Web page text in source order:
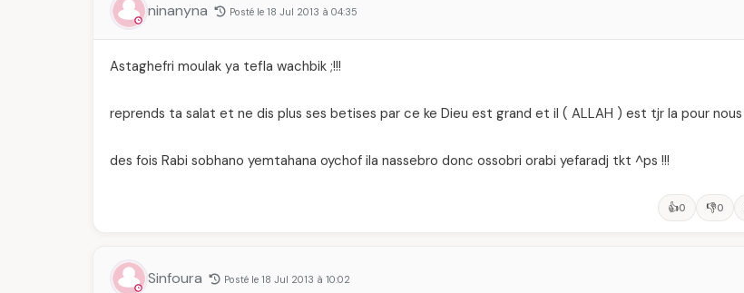
ninanyna Posté le 18 Jul 2013 à 04:35
Astaghefri moulak ya tefla wachbik ;!!!
reprends ta salat et ne dis plus ses betises par ce ke Dieu est grand et il ( ALLAH ) est tjr la pour nous
des fois Rabi sobhano yemtahana oychof ila nassebro donc ossobri orabi yefaradj tkt ^ps !!!
👍0 👎0
Sinfoura Posté le 18 Jul 2013 à 10:02